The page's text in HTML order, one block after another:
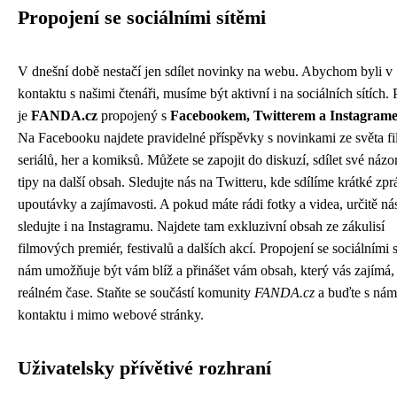
Propojení se sociálními sítěmi
V dnešní době nestačí jen sdílet novinky na webu. Abychom byli v
kontaktu s našimi čtenáři, musíme být aktivní i na sociálních sítích.
je FANDA.cz propojený s Facebookem, Twitterem a
Na Facebooku najdete pravidelné příspěvky s novinkami ze světa
seriálů, her a komiksů. Můžete se zapojit do diskuzí, sdílet své
tipy na další obsah. Sledujte nás na Twitteru, kde sdílíme krátké
upoutávky a zajímavosti. A pokud máte rádi fotky a videa, určitě
sledujte i na Instagramu. Najdete tam exkluzivní obsah ze zákulisí
filmových premiér, festivalů a dalších akcí. Propojení se sociálními
nám umožňuje být vám blíž a přinášet vám obsah, který vás
reálném čase. Staňte se součástí komunity FANDA.cz a buďte s
kontaktu i mimo webové stránky.
Uživatelsky přívětivé rozhraní